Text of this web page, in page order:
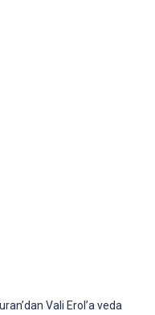
Vali Erol’a veda